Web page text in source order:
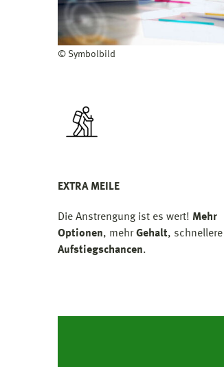
© Symbolbild
EXTRA MEILE
Die Anstrengung ist es wert! Mehr
Optionen, mehrGehalt, schnellere
Aufstiegschancen.